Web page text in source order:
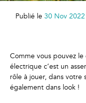
Publié le 30 Nov 2022
Comme vous pouvez le
électrique c’est un
rôle à jouer, dans
également dans look !